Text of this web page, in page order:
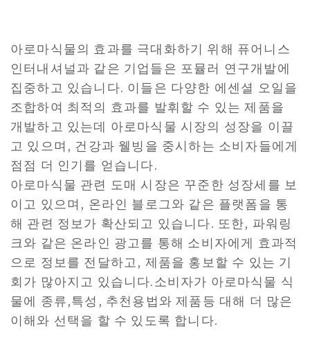
아로마식물의 효과를 극대화하기 위해 퓨어니스
인터내셔널과 같은 기업들은 포뮬러 연구개발에
집중하고 있습니다. 이들은 다양한 에센셜 오일을
조합하여 최적의 효과를 발휘할 수 있는 제품을
개발하고 있는데 아로마식물 시장의 성장을 이끌
고 있으며, 건강과 웰빙을 중시하는 소비자들에게
점점 더 인기를 얻습니다.
아로마식물 관련 도매 시장은 꾸준한 성장세를 보
이고 있으며, 온라인 블로그와 같은 플랫폼을 통
해 관련 정보가 확산되고 있습니다. 또한, 파워링
크와 같은 온라인 광고를 통해 소비자에게 효과적
으로 정보를 전달하고, 제품을 홍보할 수 있는 기
회가 많아지고 있습니다.소비자가 아로마식물 식
물에 종류,특성, 추천용법와 제품등 대해 더 많은
이해와 선택을 할 수 있도록 합니다.